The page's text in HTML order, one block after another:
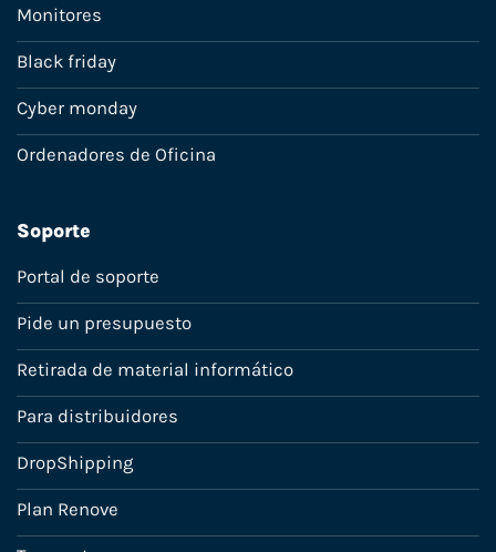
Monitores
Black friday
Cyber monday
Ordenadores de Oficina
Soporte
Portal de soporte
Pide un presupuesto
Retirada de material informático
Para distribuidores
DropShipping
Plan Renove